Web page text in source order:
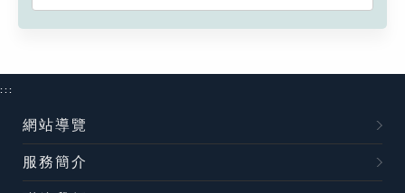
:::
網站導覽
服務簡介